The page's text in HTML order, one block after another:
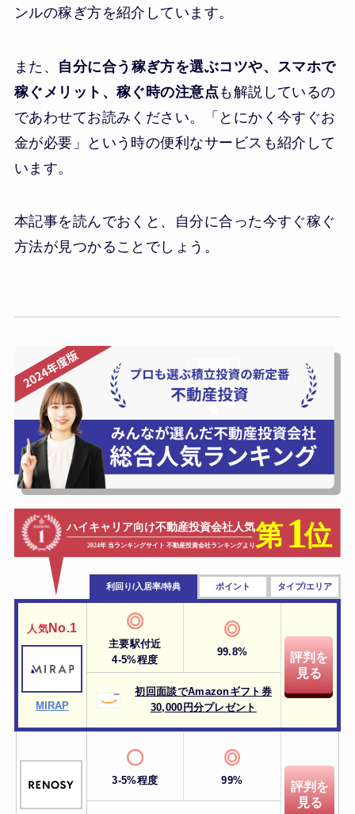
ンルの稼ぎ方を紹介しています。
また、 自分に合う稼ぎ方を選ぶコツや、スマホで
稼ぐメリット、稼ぐ時の注意点 も解説しているの
であわせてお読みください。「とにかく今すぐお
金が必要」という時の便利なサービスも紹介して
います。
本記事を読んでおくと、自分に合った今すぐ稼ぐ
方法が見つかることでしょう。
利回り/入居率/特典 ポイント タイプ/エリア
人気No.1
MIRAP
主要駅付近
4-5%程度
99.8%
評判を
見る
初回面談でAmazonギフト券
30,000円分プレゼント
3-5%程度 99%
評判を
見る